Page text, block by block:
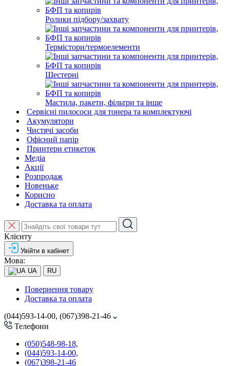
Ролики підбору/захвату
Термістори/термоелементи
Шестерні
Мастила, пакети, фільтри та інше
Сервісні пилососи для тонера та комплектуючі
Акумулятори
Чистячі засоби
Офісний папір
Принтери етикеток
Медіа
Акції
Розпродаж
Новеньке
Корисно
Доставка та оплата
Клієнту
Увійти в кабінет
Мова:
UA RU
Повернення товару
Доставка та оплата
(044)593-14-00, (067)398-21-46
Телефони
(050)548-98-18,
(044)593-14-00,
(067)398-21-46